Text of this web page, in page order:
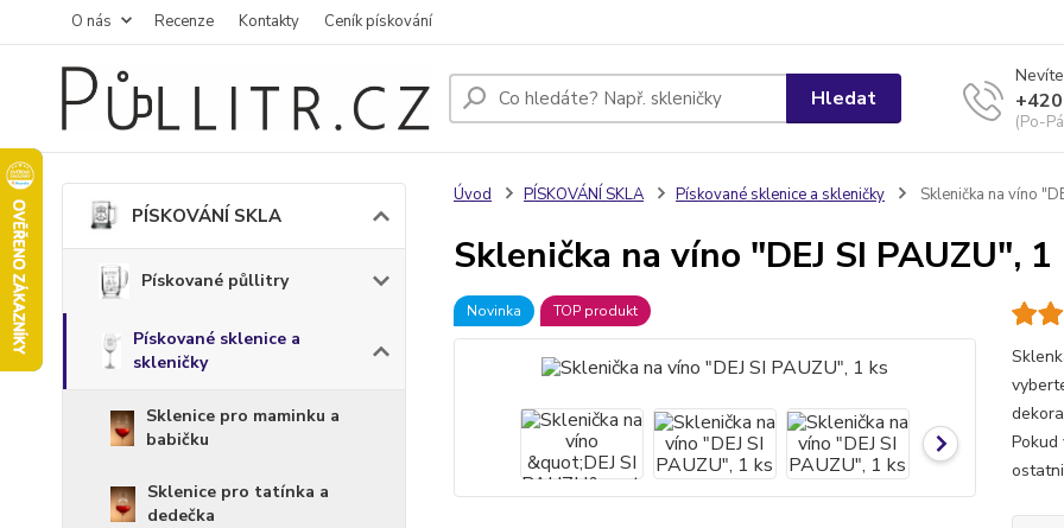
O nás Recenze Kontakty Ceník pískování
Hledat
(Po-
PÍSKOVÁNÍ SKLA
Pískované půllitry
Pískované sklenice a
skleničky
Sklenice pro maminku a
babičku
Sklenice pro tatínka a
dedečka
Úvod PÍSKOVÁNÍ SKLA Pískované sklenice a skleničky Sklenička na víno
Sklenička na víno "DEJ SI PAUZU", 1
Novinka TOP produkt